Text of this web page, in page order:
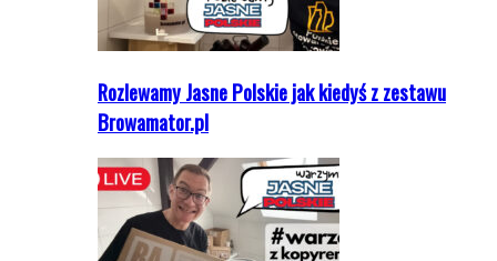
Rozlewamy Jasne Polskie jak kiedyś z zestawu
Browamator.pl